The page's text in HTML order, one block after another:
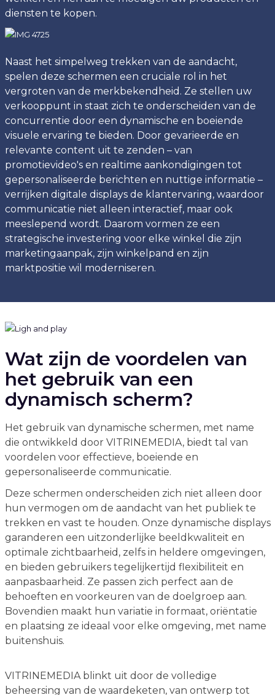
diensten te kopen.
Naast het simpelweg trekken van de aandacht,
spelen deze schermen een cruciale rol in het
vergroten van de merkbekendheid. Ze stellen uw
verkooppunt in staat zich te onderscheiden van de
concurrentie door een dynamische en boeiende
visuele ervaring te bieden. Door gevarieerde en
relevante content uit te zenden – van
promotievideo's en realtime aankondigingen tot
gepersonaliseerde berichten en nuttige informatie –
verrijken digitale displays de klantervaring, waardoor
communicatie niet alleen interactief, maar ook
meeslepend wordt. Daarom vormen ze een
strategische investering voor elke winkel die zijn
marketingaanpak, zijn winkelpand en zijn
marktpositie wil moderniseren.
Wat zijn de voordelen van
het gebruik van een
dynamisch scherm?
Het gebruik van dynamische schermen, met name
die ontwikkeld door VITRINEMEDIA, biedt tal van
voordelen voor effectieve, boeiende en
gepersonaliseerde communicatie.
Deze schermen onderscheiden zich niet alleen door
hun vermogen om de aandacht van het publiek te
trekken en vast te houden. Onze dynamische displays
garanderen een uitzonderlijke beeldkwaliteit en
optimale zichtbaarheid, zelfs in heldere omgevingen,
en bieden gebruikers tegelijkertijd flexibiliteit en
aanpasbaarheid. Ze passen zich perfect aan de
behoeften en voorkeuren van de doelgroep aan.
Bovendien maakt hun variatie in formaat, oriëntatie
en plaatsing ze ideaal voor elke omgeving, met name
buitenshuis.
VITRINEMEDIA blinkt uit door de volledige
beheersing van de waardeketen, van ontwerp tot